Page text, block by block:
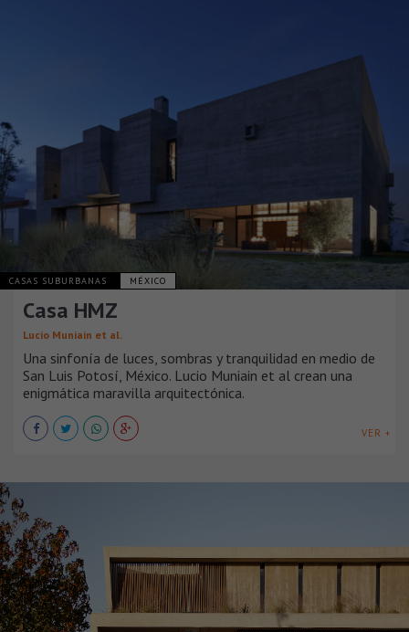
CASAS SUBURBANAS MÉXICO
Casa HMZ
Lucio Muniain et al.
Una sinfonía de luces, sombras y tranquilidad en medio de
San Luis Potosí, México. Lucio Muniain et al crean una
enigmática maravilla arquitectónica.
VER +